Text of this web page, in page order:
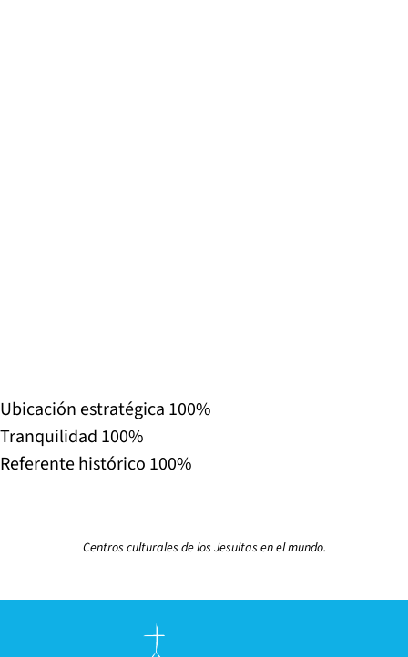
Ubicación estratégica 100%
Tranquilidad 100%
Referente histórico 100%
Centros culturales de los Jesuitas en el mundo.